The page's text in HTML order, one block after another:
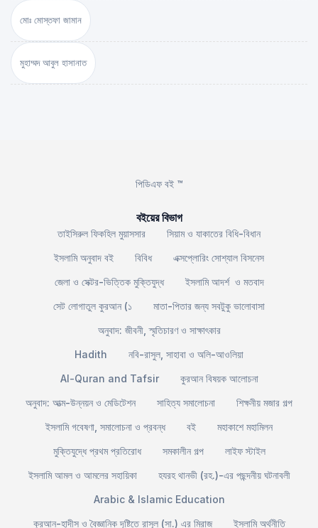
মোঃ মোস্তফা জামান
মুহাম্মদ আবুল হাসানাত
পিডিএফ বই ™
বইয়ের বিভাগ
তাইসিরুল ফিকহিল মুয়াসসার
সিয়াম ও যাকাতের বিধি-বিধান
ইসলামি অনুবাদ বই
বিবিধ
এক্সপ্লোরিং সোশ্যাল বিসনেস
জেলা ও সেক্টর-ভিত্তিক মুক্তিযুদ্ধ
ইসলামি আদর্শ ও মতবাদ
সেট লোগাতুল কুরআন (১
মাতা-পিতার জন্য সবটুকু ভালোবাসা
অনুবাদ: জীবনী, স্মৃতিচারণ ও সাক্ষাৎকার
Hadith
নবি-রাসুল, সাহাবা ও অলি-আওলিয়া
Al-Quran and Tafsir
কুরআন বিষয়ক আলোচনা
অনুবাদ: আত্ম-উন্নয়ন ও মেডিটেশন
সাহিত্য সমালোচনা
শিক্ষনীয় মজার গল্প
ইসলামি গবেষণা, সমালোচনা ও প্রবন্ধ
বই
মহাকাশে মহামিলন
মুক্তিযুদ্ধে প্রথম প্রতিরোধ
সমকালীন গল্প
লাইফ স্টাইল
ইসলামি আমল ও আমলের সহায়িকা
হযরহ থানভী (রহ.)-এর পছন্দনীয় ঘটনাবলী
Arabic & Islamic Education
কুরআন-হাদীস ও বৈজ্ঞানিক দৃষ্টিতে রাসূল (সা.) এর মিরাজ
ইসলামি অর্থনীতি